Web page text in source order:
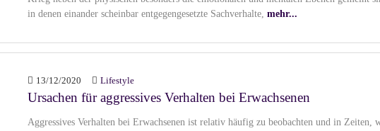
in denen einander scheinbar entgegengesetzte Sachverhalte, mehr...
13/12/2020 Lifestyle
Ursachen für aggressives Verhalten bei Erwachsenen
Aggressives Verhalten bei Erwachsenen ist relativ häufig zu beobachten und in Zeiten,